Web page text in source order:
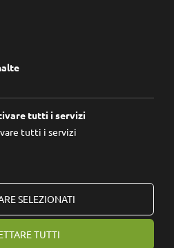
Prevenzione ETS
tutti i servizi
tutti i servizi
SELEZIONATI
TUTTI